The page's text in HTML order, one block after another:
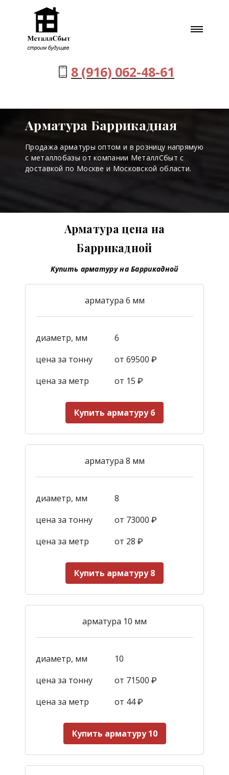
8 (916) 062-48-61
Арматура Баррикадная
Продажа арматуры оптом и в розницу напрямую
с металлобазы от компании МеталлСбыт с
доставкой по Москве и Московской области.
Арматура цена на
Баррикадной
Купить арматуру на Баррикадной
арматура 6 мм
диаметр, мм
6
цена за тонну
от 69500 ₽
цена за метр
от 15 ₽
Купить арматуру 6
арматура 8 мм
диаметр, мм
8
цена за тонну
от 73000 ₽
цена за метр
от 28 ₽
Купить арматуру 8
арматура 10 мм
диаметр, мм
10
цена за тонну
от 71500 ₽
цена за метр
от 44₽
Купить арматуру 10